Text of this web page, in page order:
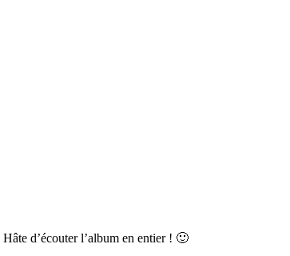
d’écouter l’album en entier ! 🙂